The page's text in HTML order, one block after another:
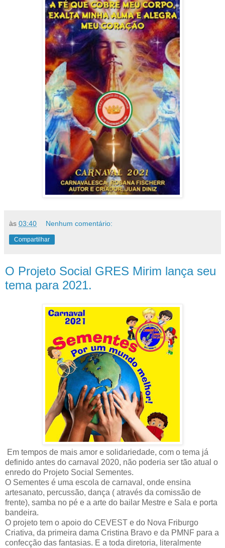
às 03:40 Nenhum comentário:
Compartilhar
O Projeto Social GRES Mirim lança seu
tema para 2021.
Em tempos de mais amor e solidariedade, com o tema já
definido antes do carnaval 2020, não poderia ser tão atual o
enredo do Projeto Social Sementes.
O Sementes é uma escola de carnaval, onde ensina
artesanato, percussão, dança ( através da comissão de
frente), samba no pé e a arte do bailar Mestre e Sala e porta
bandeira.
O projeto tem o apoio do CEVEST e do Nova Friburgo
Criativa, da primeira dama Cristina Bravo e da PMNF para a
confecção das fantasias. E a toda diretoria, literalmente